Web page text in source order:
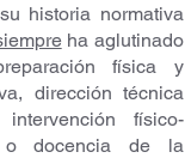
historia normativa
ha aglutinado
física y
dirección técnica
físico-
o docencia de la